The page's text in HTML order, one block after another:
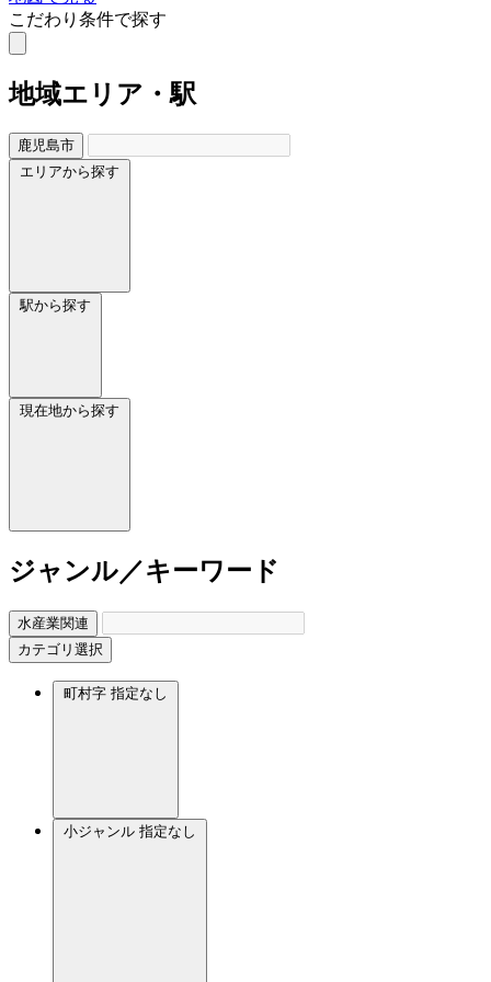
こだわり条件で探す
地域エリア・駅
鹿児島市
エリアから探す
駅から探す
現在地から探す
ジャンル／キーワード
水産業関連
カテゴリ選択
町村字 指定なし
小ジャンル 指定なし